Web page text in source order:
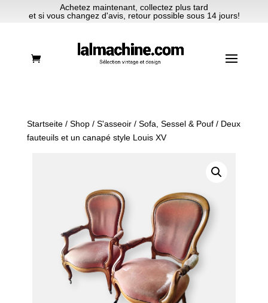
Achetez maintenant, collectez plus tard
et si vous changez d'avis, retour possible sous 14 jours!
Startseite/ Shop/ S'asseoir/ Sofa, Sessel & Pouf/ Deux
fauteuils et un canapé style Louis XV